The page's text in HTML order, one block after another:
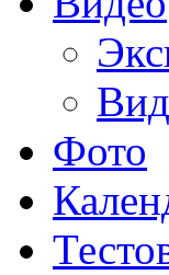
Фото